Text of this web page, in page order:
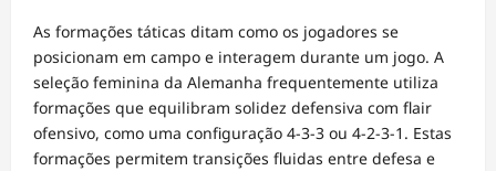
As formações táticas ditam como os jogadores se
posicionam em campo e interagem durante um jogo. A
seleção feminina da Alemanha frequentemente utiliza
formações que equilibram solidez defensiva com flair
ofensivo, como uma configuração 4-3-3 ou 4-2-3-1. Estas
formações permitem transições fluidas entre defesa e